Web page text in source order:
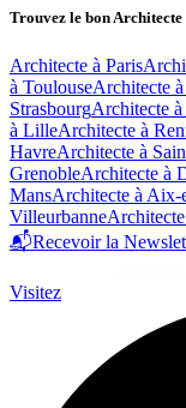
Trouvez le bon
Architecte à Paris
à ToulouseArchitecte
StrasbourgArchitecte
à LilleArchitecte à
HavreArchitecte à
GrenobleArchitecte à
MansArchitecte à Aix-
Villeurbanne
📬Recevoir la
Visitez